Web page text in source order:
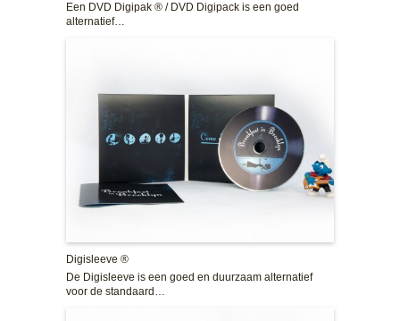
Een DVD Digipak ® / DVD Digipack is een goed
alternatief…
Digisleeve ®
De Digisleeve is een goed en duurzaam alternatief
voor de standaard…